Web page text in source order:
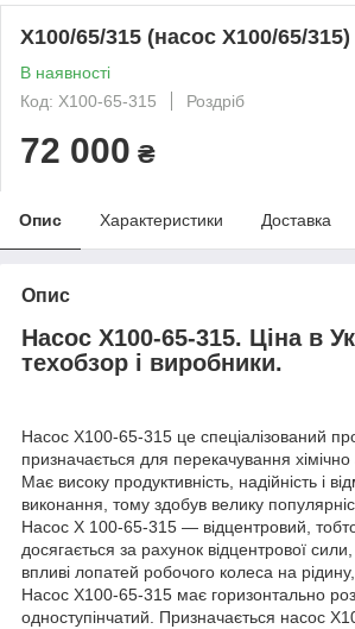
Х100/65/315 (насос Х100/65/315)
В наявності
Код: Х100-65-315
Роздріб
72 000 ₴
Опис Характеристики Доставка
Опис
Насос Х100-65-315. Ціна в
техобзор і виробники.
Насос Х100-65-315 це спеціалізований
призначається для перекачування хімічно
Має високу продуктивність, надійність і
виконання, тому здобув велику
Насос Х 100-65-315 ― відцентровий,
досягається за рахунок відцентрової
впливі лопатей робочого колеса на
Насос Х100-65-315 має горизонтально
одноступінчатий. Призначається насос